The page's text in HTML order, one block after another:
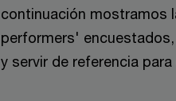
continuación mostramos
performers'
y servir de referencia